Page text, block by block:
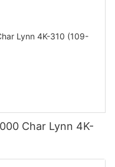
Char Lynn 4K-